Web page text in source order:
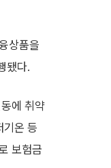
상품을
됐다.
에 취약
기온 등
보험금